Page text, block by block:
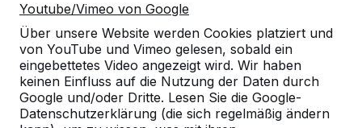
Youtube/Vimeo von Google
Über unsere Website werden Cookies platziert und
von YouTube und Vimeo gelesen, sobald ein
eingebettetes Video angezeigt wird. Wir haben
keinen Einfluss auf die Nutzung der Daten durch
Google und/oder Dritte. Lesen Sie die Google-
Datenschutzerklärung (die sich regelmäßig ändern
Unsere Produkte finden Sie in ganz Europa
und darüber hinaus. Sehen Sie hier, wo Sie
ein HeBlad-Produkt in Ihrer Nähe finden.
Produkt
Alles anzeigen